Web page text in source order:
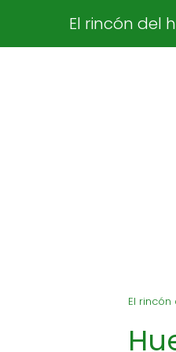
El rincón del
El